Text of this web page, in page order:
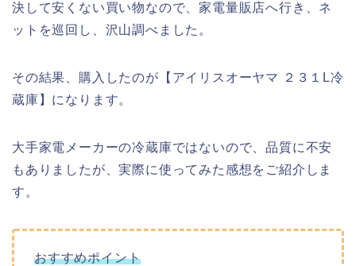
決して安くない買い物なので、家電量販店へ行き、ネ
ットを巡回し、沢山調べました。
その結果、購入したのが【アイリスオーヤマ ２３１L冷
蔵庫】になります。
大手家電メーカーの冷蔵庫ではないので、品質に不安
もありましたが、実際に使ってみた感想をご紹介しま
す。
おすすめポイント